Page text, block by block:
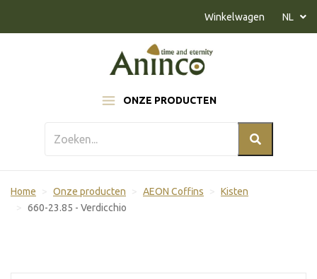
ONZE PRODUCTEN
Winkelwagen NL
Home Onze producten AEON Coffins
Kisten
660-23.85 - Verdicchio